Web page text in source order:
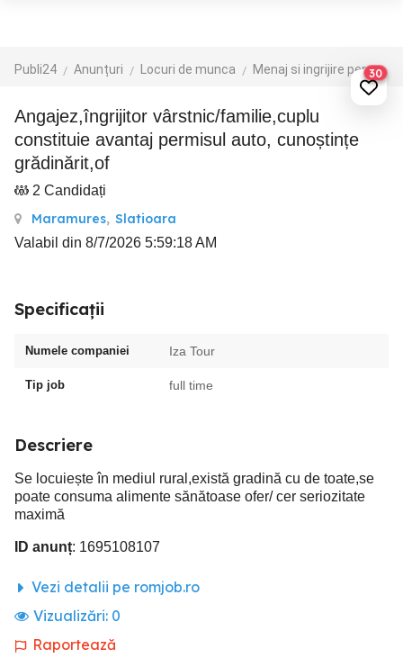
Publi24 Anunțuri Locuri de munca Menaj si ingrijire persoane
30
Angajez,îngrijitor vârstnic/familie,cuplu
constituie avantaj permisul auto, cunoștințe
grădinărit,of
2 Candidați
Maramures, Slatioara
Valabil din 8/7/2026 5:59:18 AM
Specificații
Numele companiei Iza Tour
Tip job full time
Descriere
Se locuiește în mediul rural,există gradină cu de toate,se
poate consuma alimente sănătoase ofer/ cer seriozitate
maximă
ID anunț: 1695108107
Vezi detalii pe romjob.ro
Vizualizări: 0
Raportează